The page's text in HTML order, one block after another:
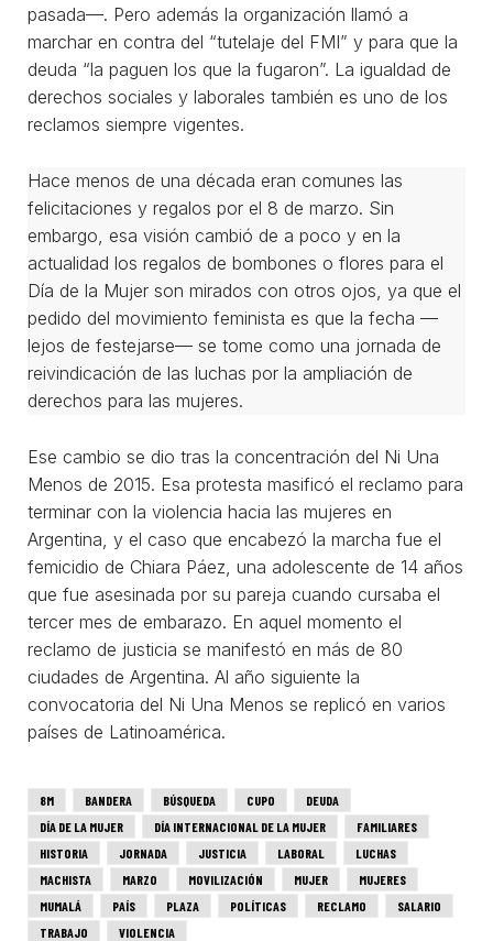
pasada—. Pero además la organización llamó a
marchar en contra del “tutelaje del FMI” y para que la
deuda “la paguen los que la fugaron”. La igualdad de
derechos sociales y laborales también es uno de los
reclamos siempre vigentes.
Hace menos de una década eran comunes las
felicitaciones y regalos por el 8 de marzo. Sin
embargo, esa visión cambió de a poco y en la
actualidad los regalos de bombones o flores para el
Día de la Mujer son mirados con otros ojos, ya que el
pedido del movimiento feminista es que la fecha —
lejos de festejarse— se tome como una jornada de
reivindicación de las luchas por la ampliación de
derechos para las mujeres.
Ese cambio se dio tras la concentración del Ni Una
Menos de 2015. Esa protesta masificó el reclamo para
terminar con la violencia hacia las mujeres en
Argentina, y el caso que encabezó la marcha fue el
femicidio de Chiara Páez, una adolescente de 14 años
que fue asesinada por su pareja cuando cursaba el
tercer mes de embarazo. En aquel momento el
reclamo de justicia se manifestó en más de 80
ciudades de Argentina. Al año siguiente la
convocatoria del Ni Una Menos se replicó en varios
países de Latinoamérica.
8M BANDERA BÚSQUEDA CUPO
DEUDA
DÍA DE LA MUJER
DÍA INTERNACIONAL DE LA MUJER
FAMILIARES
HISTORIA
JORNADA JUSTICIA LABORAL
LUCHAS
MACHISTA
MARZO MOVILIZACIÓN MUJER
MUJERES
MUMALÁ
PAÍS PLAZA POLÍTICAS RECLAMO
SALARIO
TRABAJO
VIOLENCIA